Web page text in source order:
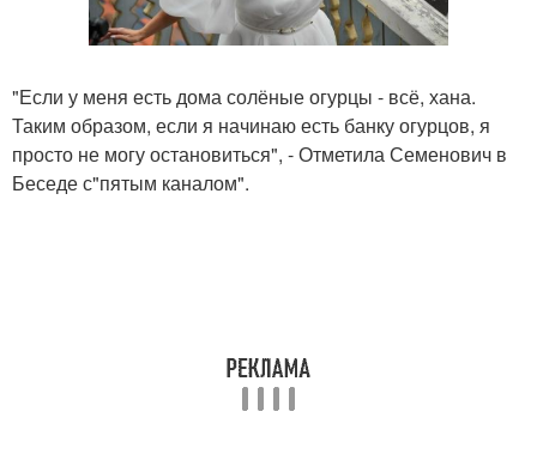
"Если у меня есть дома солёные огурцы - всё, хана.
Таким образом, если я начинаю есть банку огурцов, я
просто не могу остановиться", - Отметила Семенович в
Беседе с"пятым каналом".